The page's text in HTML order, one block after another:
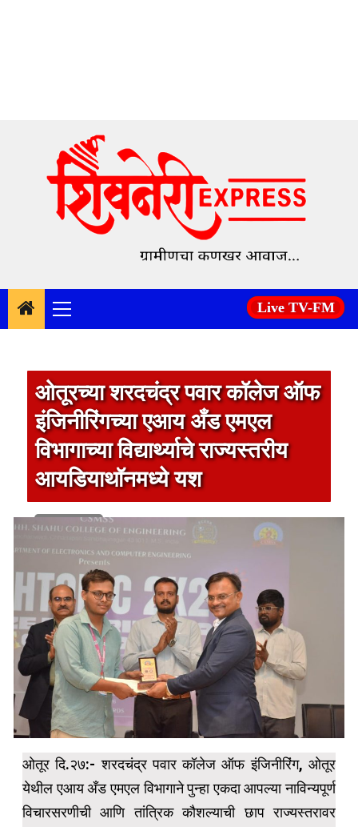
content
Primary
Menu
Live TV-FM
ओतूरच्या शरदचंद्र पवार कॉलेज ऑफ
इंजिनीरिंगच्या एआय अँड एमएल
विभागाच्या विद्यार्थ्याचे राज्यस्तरीय
आयडियाथॉनमध्ये यश
1 min read
ओतूर दि.२७:- शरदचंद्र पवार कॉलेज ऑफ इंजिनीरिंग, ओतूर
येथील एआय अँड एमएल विभागाने पुन्हा एकदा आपल्या नाविन्यपूर्ण
विचारसरणीची आणि तांत्रिक कौशल्याची छाप राज्यस्तरावर